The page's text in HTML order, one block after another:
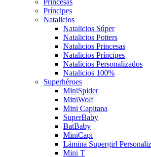
Príncipes
Natalicios
Natalicios Súper
Natalicios Potters
Natalicios Princesas
Natalicios Príncipes
Natalicios Personalizados
Natalicios 100%
Superhéroes
MiniSpider
MiniWolf
Mini Capitana
SuperBaby
BatBaby
MiniCapi
Lámina Supergirl
Mini T